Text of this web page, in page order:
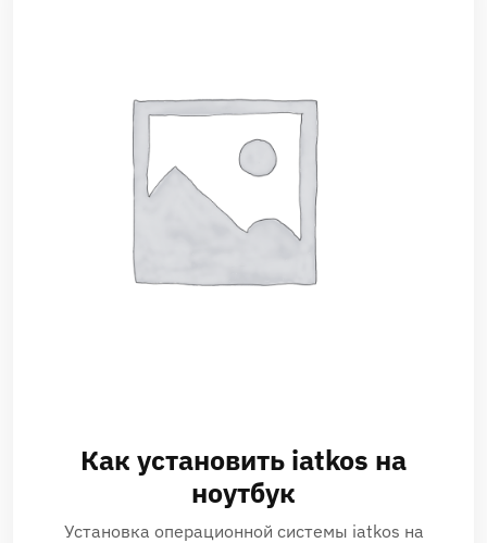
Как установить iatkos на
ноутбук
Установка операционной системы iatkos на